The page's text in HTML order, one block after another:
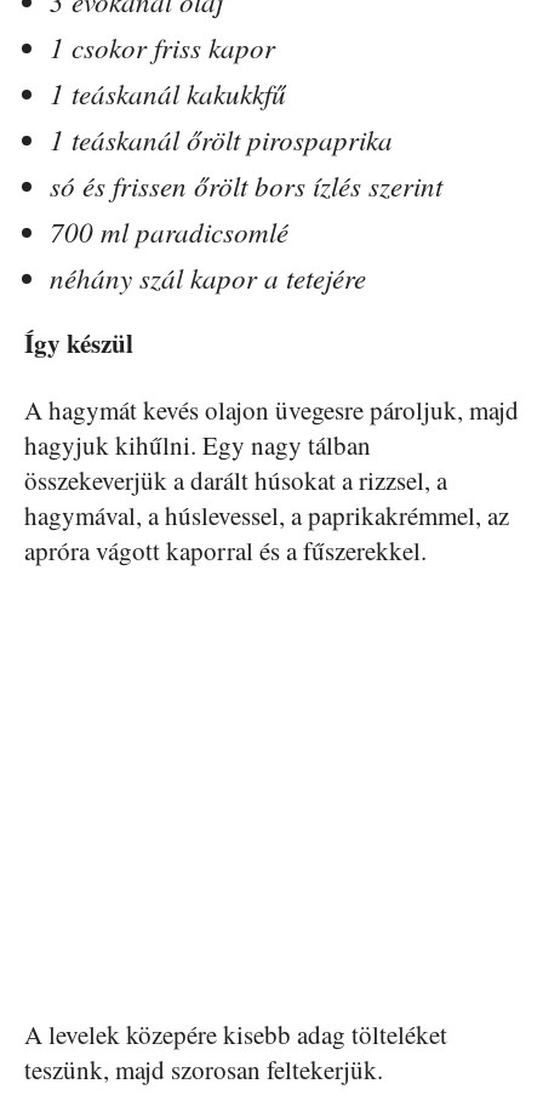
1 csokor friss kapor
1 teáskanál kakukkfű
1 teáskanál őrölt pirospaprika
só és frissen őrölt bors ízlés szerint
700 ml paradicsomlé
néhány szál kapor a tetejére
Így készül
A hagymát kevés olajon üvegesre pároljuk, majd
hagyjuk kihűlni. Egy nagy tálban
összekeverjük a darált húsokat a rizzsel, a
hagymával, a húslevessel, a paprikakrémmel, az
apróra vágott kaporral és a fűszerekkel.
A levelek közepére kisebb adag tölteléket
teszünk, majd szorosan feltekerjük.